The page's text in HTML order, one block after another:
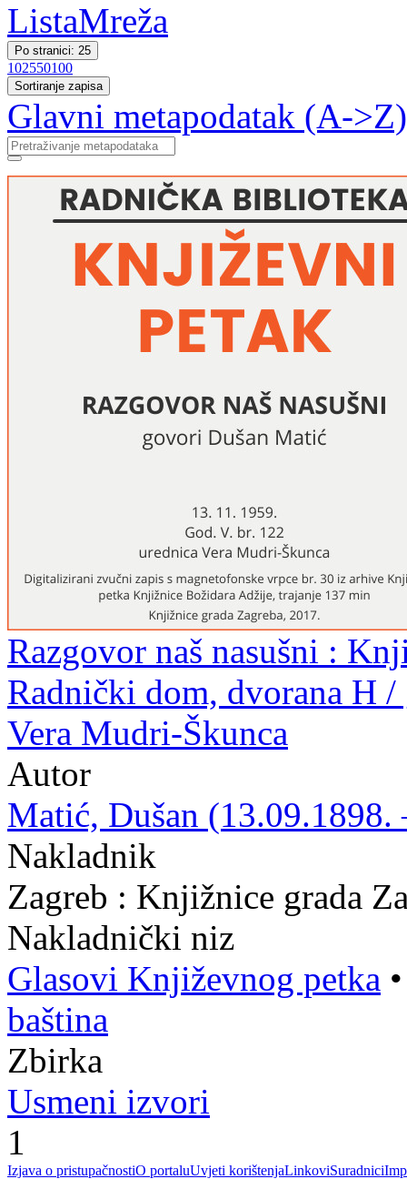
ListaMreža
Po stranici: 25
102550100
Sortiranje zapisa
Glavni metapodatak (A->Z)
Razgovor naš nasušni :
Radnički dom, dvorana H
Vera Mudri-Škunca
Autor
Matić, Dušan (13.09.1898.
Nakladnik
Zagreb : Knjižnice grada
Nakladnički niz
Glasovi Književnog petka
baština
Zbirka
Usmeni izvori
1
Izjava o pristupačnostiO portaluUvjeti korištenjaLinkoviSuradnici